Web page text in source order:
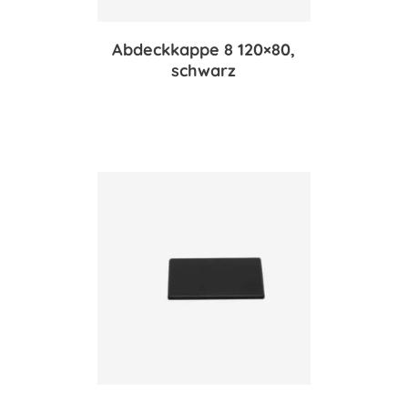
Abdeckkappe 8 120×80,
schwarz